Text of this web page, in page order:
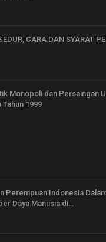
CARA DAN SYARAT
Monopoli dan Persaingan
Tahun 1999
Perempuan Indonesia
Daya Manusia di…